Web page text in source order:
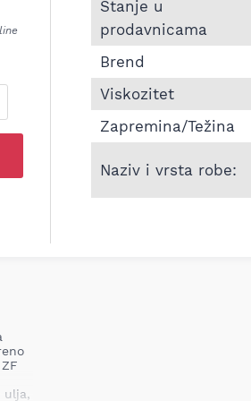
Stanje u
prodavnicama
Brend
Viskozitet
Zapremina/Težina
Naziv i vrsta robe:
ulja,